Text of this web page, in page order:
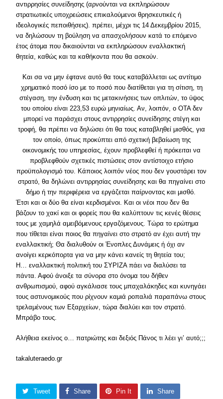
αντιρρησίες συνείδησης (αρνούνται να εκπληρώσουν
στρατιωτικές υποχρεώσεις επικαλούμενοι θρησκευτικές ή
ιδεολογικές πεποιθήσεις). πρέπει, μέχρι τις 14 Δεκεμβρίου 2015,
να δηλώσουν τη βούληση να απασχολήσουν κατά το επόμενο
έτος άτομα που δικαιούνται να εκπληρώσουν εναλλακτική
θητεία, καθώς και τα καθήκοντα που θα ασκούν.
Και σα να μην έφτανε αυτό θα τους καταβάλλεται ως αντίτιμο
χρηματικό ποσό ίσο με το ποσό που διατίθεται για τη σίτιση, τη
στέγαση, την ένδυση και τις μετακινήσεις των οπλιτών, το ύψος
του οποίου είναι 223,53 ευρώ μηνιαίως. Αν, λοιπόν, ο ΟΤΑ δεν
μπορεί να παράσχει στους αντιρρησίες συνείδησης στέγη και
τροφή, θα πρέπει να δηλώσει ότι θα τους καταβληθεί μισθός, για
τον οποίο, όπως προκύπτει από σχετική βεβαίωση της
οικονομικής του υπηρεσίας, έχουν προβλεφθεί ή πρόκειται να
προβλεφθούν σχετικές πιστώσεις στον αντίστοιχο ετήσιο
προϋπολογισμό του. Κάποιος λοιπόν νέος που δεν γουστάρει τον
στρατό, θα δηλώνει αντιρρησίας συνείδησης και θα πηγαίνει στο
δήμο ή την περιφέρεια να εργάζεται παίρνοντας και μισθό.
Έτσι και οι δύο θα είναι κερδισμένοι. Και οι νέοι που δεν θα
βάζουν το χακί και οι φορείς που θα καλύπτουν τις κενές θέσεις
τους με χαμηλά αμειβόμενους εργαζόμενους. Τώρα το ερώτημα
που τίθεται είναι ποιος θα πηγαίνει στο στρατό αν έχει αυτή την
εναλλακτική; Θα διαλυθούν οι Ένοπλες Δυνάμεις ή όχι αν
ανοίγει κερκόπορτα για να μην κάνει κανείς τη θητεία του;
Η… εναλλακτική πολιτική του ΣΥΡΙΖΑ πάει να διαλύσει τα
πάντα. Αφού άνοιξε τα σύνορα στο όνομα του δήθεν
ανθρωπισμού, αφού αγκάλιασε τους μπαχαλάκηδες και κυνηγάει
τους αστυνομικούς που ρίχνουν καμιά ροπαλιά παραπάνω στους
τρελαμένους των Εξαρχείων, τώρα διαλύει και τον στρατό.
Μπράβο τους.
Αλήθεια εκείνος ο… πατριώτης και δεξιός Πάνος τι λέει γι’ αυτό;;;
takaluteraedo.gr
Tweet Share Pin It Share